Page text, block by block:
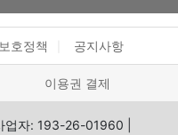
호정책 공지사항
이용권 결제
업자: 193-26-01960